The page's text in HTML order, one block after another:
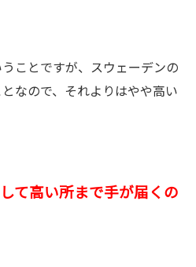
ことですが、スウェーデンの
なので、それよりはやや高い
て高い所まで手が届くの